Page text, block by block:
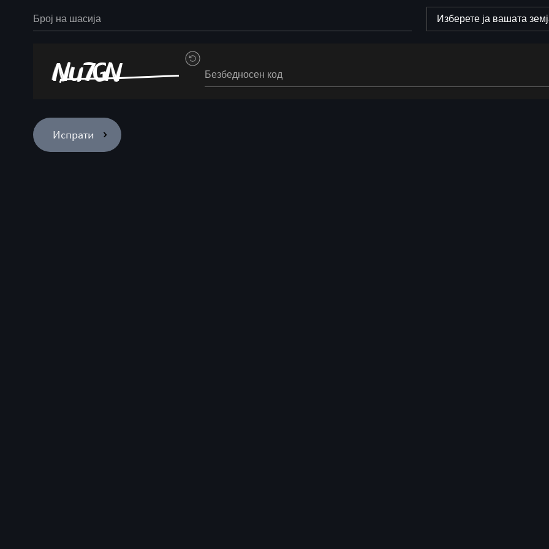
Број на шасија Изберете ја вашата
Безбедносен код
Испрати